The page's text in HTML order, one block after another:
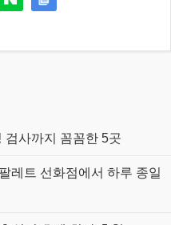
검사까지 꼼꼼한 5곳
레트 선화점에서 하루 종일